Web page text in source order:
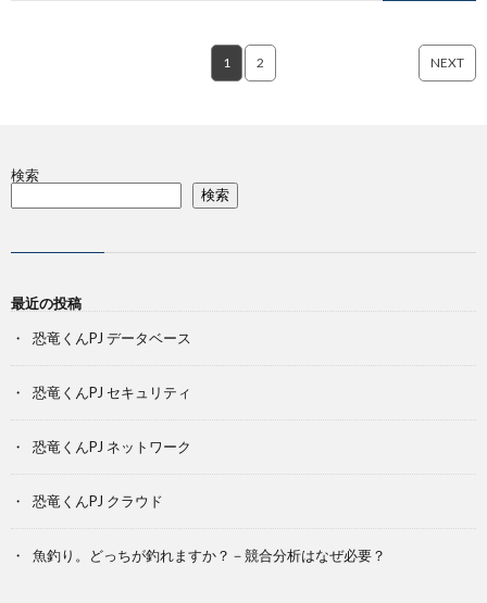
1 2 NEXT
検索
検索
最近の投稿
恐竜くんPJ データベース
恐竜くんPJ セキュリティ
恐竜くんPJ ネットワーク
恐竜くんPJ クラウド
魚釣り。どっちが釣れますか？－競合分析はなぜ必要？